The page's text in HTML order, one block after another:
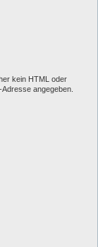
kein HTML oder
angegeben.